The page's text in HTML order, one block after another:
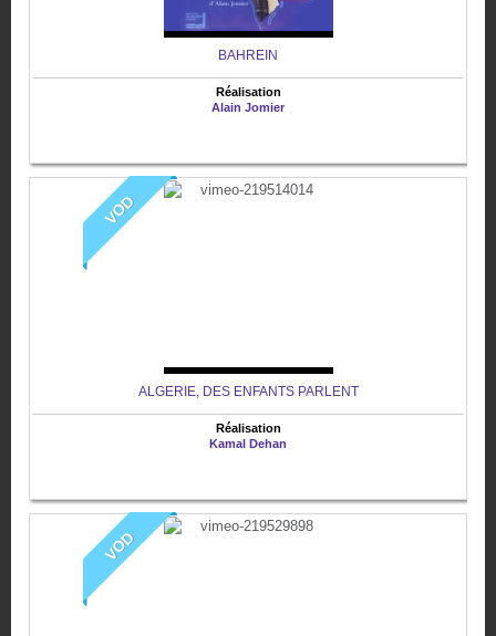
BAHREIN
Réalisation
Alain Jomier
VOD
ALGERIE, DES ENFANTS PARLENT
Réalisation
Kamal Dehan
VOD